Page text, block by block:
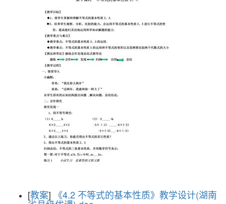
[教案] 《4.2 不等式的基本性质》教学设计(湖南